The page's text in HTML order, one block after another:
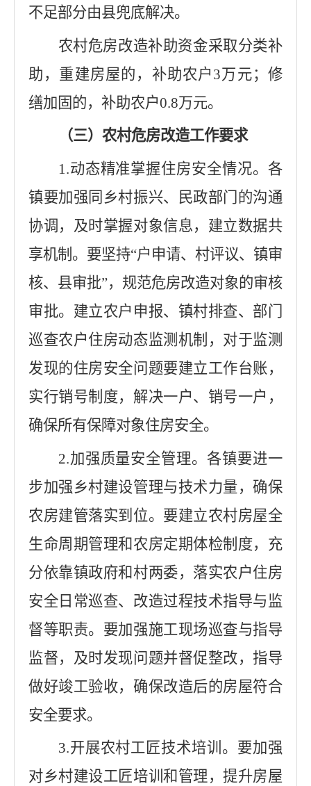
不足部分由县兜底解决。
农村危房改造补助资金采取分类补
助，重建房屋的，补助农户 3万元；修
缮加固的，补助农户0.8万元。
（三）农村危房改造工作要求
1.动态精准掌握住房安全情况。各
镇要加强同乡村振兴、民政部门的沟通
协调，及时掌握对象信息，建立数据共
享机制。要坚持“户申请、村评议、镇审
核、县审批”，规范危房改造对象的审核
审批。建立农户申报、镇村排查、部门
巡查农户住房动态监测机制，对于监测
发现的住房安全问题要建立工作台账，
实行销号制度，解决一户、销号一户，
确保所有保障对象住房安全。
2.加强质量安全管理。各镇要进一
步加强乡村建设管理与技术力量，确保
农房建管落实到位。要建立农村房屋全
生命周期管理和农房定期体检制度，充
分依靠镇政府和村两委，落实农户住房
安全日常巡查、改造过程技术指导与监
督等职责。要加强施工现场巡查与指导
监督，及时发现问题并督促整改，指导
做好竣工验收，确保改造后的房屋符合
安全要求。
3.开展农村工匠技术培训。要加强
对乡村建设工匠培训和管理，提升房屋